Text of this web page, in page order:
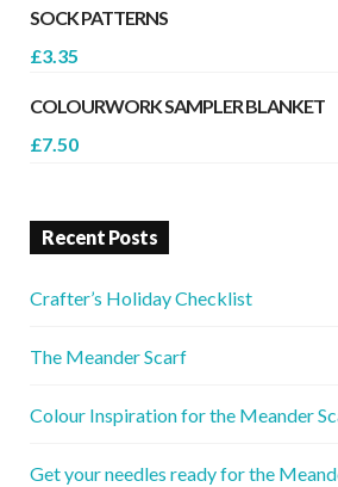
SOCK PATTERNS
£3.35
COLOURWORK SAMPLER BLANKET
£7.50
Recent Posts
Crafter’s Holiday Checklist
The Meander Scarf
Colour Inspiration for the Meander
Get your needles ready for the